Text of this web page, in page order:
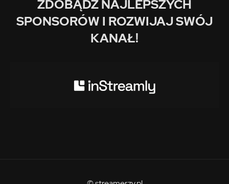
ZDOBĄDŹ NAJLEPSZYCH
SPONSORÓW I ROZWIJAJ SWÓJ
KANAŁ!